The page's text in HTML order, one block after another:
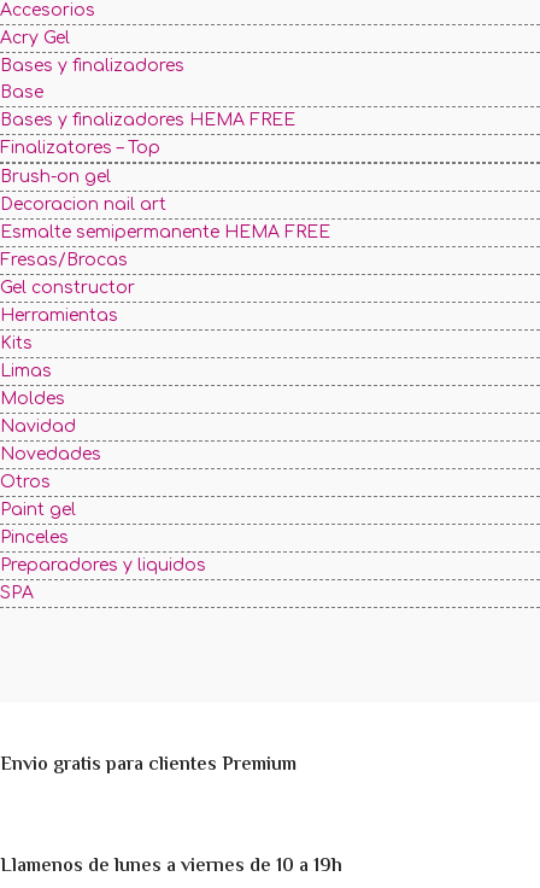
Accesorios
Acry Gel
Bases y finalizadores
Base
Bases y finalizadores HEMA FREE
Finalizatores – Top
Brush-on gel
Decoracion nail art
Esmalte semipermanente HEMA FREE
Fresas/Brocas
Gel constructor
Herramientas
Kits
Limas
Moldes
Navidad
Novedades
Otros
Paint gel
Pinceles
Preparadores y liquidos
SPA
Envio gratis para clientes Premium
Llamenos de lunes a viernes de 10 a 19h